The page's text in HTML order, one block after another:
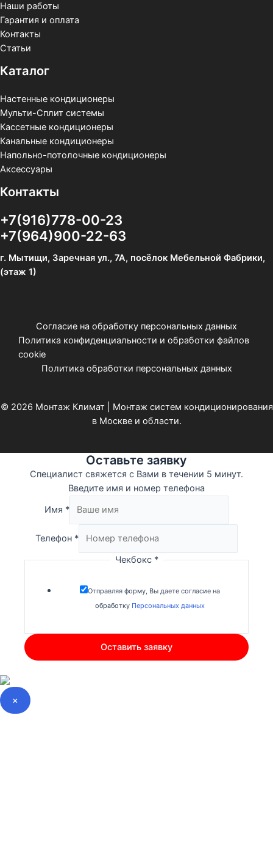
Наши работы
Гарантия и оплата
Контакты
Статьи
Каталог
Настенные кондиционеры
Мульти-Сплит системы
Кассетные кондиционеры
Канальные кондиционеры
Напольно-потолочные кондиционеры
Аксессуары
Контакты
+7(916)778-00-23
+7(964)900-22-63
г. Мытищи, Заречная ул., 7А, посёлок Мебельной Фабрики,
(этаж 1)
Согласие на обработку персональных данных
Политика конфиденциальности и обработки файлов
cookie
Политика обработки персональных данных
© 2026 Монтаж Климат | Монтаж систем кондиционирования
в Москве и области.
Оставьте заявку
Специалист свяжется с Вами в течении 5 минут.
Введите имя и номер телефона
Имя *
Телефон *
Чекбокс *
Отправляя форму, Вы даете согласие на
обработку Персональных данных
Оставить заявку
×